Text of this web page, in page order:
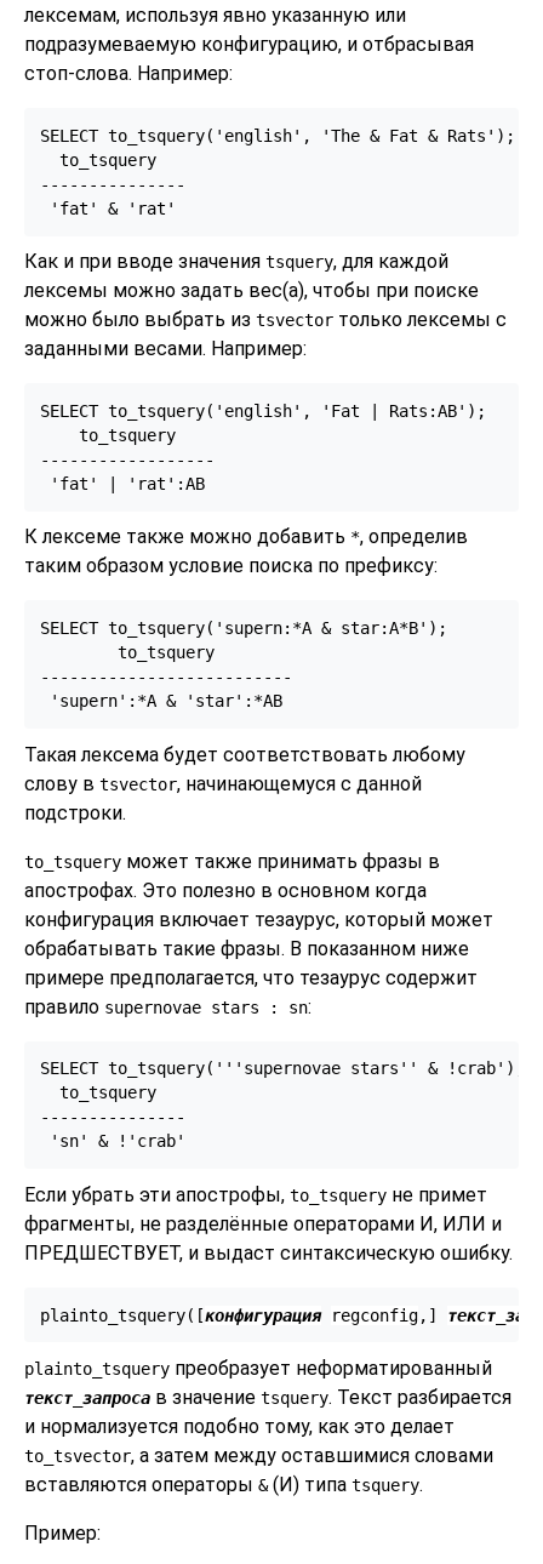
лексемам, используя явно указанную или
подразумеваемую конфигурацию, и отбрасывая
стоп-слова. Например:
SELECT to_tsquery('english', 'The & Fat & Rats');
  to_tsquery
---------------
Как и при вводе значения tsquery, для каждой
лексемы можно задать вес(а), чтобы при поиске
можно было выбрать из tsvector только лексемы с
заданными весами. Например:
SELECT to_tsquery('english', 'Fat | Rats:AB');
    to_tsquery
------------------
'fat' | 'rat':AB
К лексеме также можно добавить *, определив
таким образом условие поиска по префиксу:
SELECT to_tsquery('supern:*A & star:A*B');
        to_tsquery
--------------------------
'supern':*A & 'star':*AB
Такая лексема будет соответствовать любому
слову в tsvector, начинающемуся с данной
подстроки.
to_tsquery может также принимать фразы в
апострофах. Это полезно в основном когда
конфигурация включает тезаурус, который может
обрабатывать такие фразы. В показанном ниже
примере предполагается, что тезаурус содержит
правило supernovae stars : sn:
SELECT to_tsquery('''supernovae stars'' & !crab');
  to_tsquery
---------------
Если убрать эти апострофы, to_tsquery не примет
фрагменты, не разделённые операторами И, ИЛИ и
ПРЕДШЕСТВУЕТ, и выдаст синтаксическую ошибку.
plainto_tsquery([конфигурация regconfig, ]
plainto_tsquery преобразует неформатированный
текст_запроса в значение tsquery. Текст разбирается
и нормализуется подобно тому, как это делает
to_tsvector, а затем между оставшимися словами
вставляются операторы &(И) типа tsquery.
Пример: